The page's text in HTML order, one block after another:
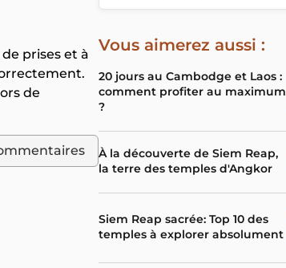
prises et à
de
Vous aimerez aussi :
20 jours au Cambodge et Laos :
comment profiter au maximum
?
À la découverte de Siem Reap,
la terre des temples d'Angkor
Siem Reap sacrée: Top 10 des
temples à explorer absolument